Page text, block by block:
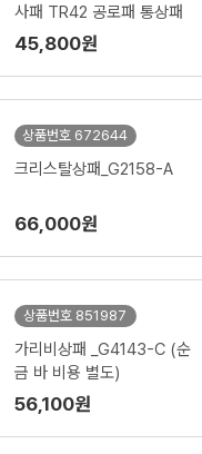
사패 TR42 공로패 통상패
45,800원
상품번호 672644
크리스탈상패_G2158-A
66,000원
상품번호 851987
가리비상패 _G4143-C (순
금 바 비용 별도)
56,100원